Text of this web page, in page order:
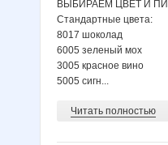
ВЫБИРАЕМ ЦВЕТ И
Стандартные цвета:
8017 шоколад
6005 зеленый мох
3005 красное вино
5005 сигн...
Читать полностью